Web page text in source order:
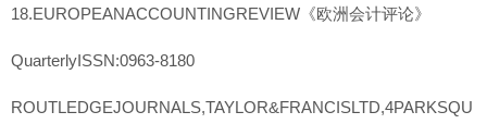
18.EUROPEANACCOUNTINGREVIEW《欧洲会计评论》
QuarterlyISSN:0963-8180
ROUTLEDGEJOURNALS,TAYLOR&FRANCISLTD,4PARKSQU